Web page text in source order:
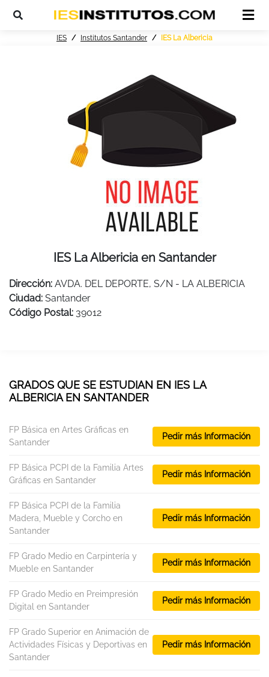
IES Institutos Santander IES La Albericia
IES La Albericia en Santander
Dirección: AVDA. DEL DEPORTE, S/N - LA ALBERICIA
Ciudad: Santander
Código Postal: 39012
GRADOS QUE SE ESTUDIAN EN IES LA
ALBERICIA EN SANTANDER
FP Básica en Artes Gráficas en
Santander
Pedir más Información
FP Básica PCPI de la Familia Artes
Gráficas en Santander
Pedir más Información
FP Básica PCPI de la Familia
Madera, Mueble y Corcho en
Santander
Pedir más Información
FP Grado Medio en Carpintería y
Mueble en Santander
Pedir más Información
FP Grado Medio en Preimpresión
Digital en Santander
Pedir más Información
FP Grado Superior en Animación de
Actividades Físicas y Deportivas en
Santander
Pedir más Información